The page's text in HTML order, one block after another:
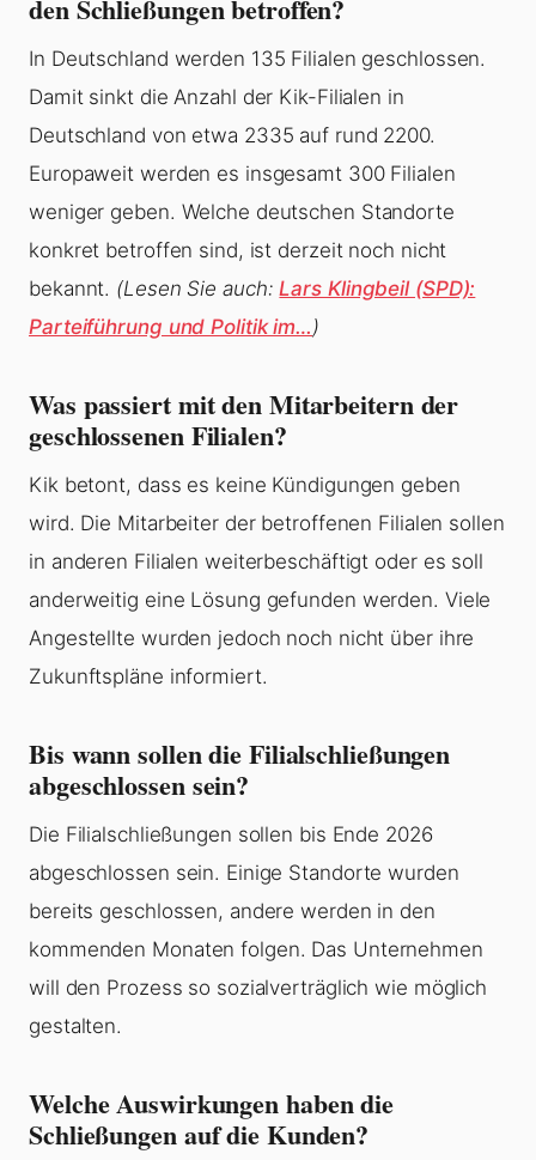
den Schließungen betroffen?
In Deutschland werden 135 Filialen geschlossen.
Damit sinkt die Anzahl der Kik-Filialen in
Deutschland von etwa 2335 auf rund 2200.
Europaweit werden es insgesamt 300 Filialen
weniger geben. Welche deutschen Standorte
konkret betroffen sind, ist derzeit noch nicht
bekannt. (Lesen Sie auch:Lars Klingbeil (SPD):
Parteiführung und Politik im…)
Was passiert mit den Mitarbeitern der
geschlossenen Filialen?
Kik betont, dass es keine Kündigungen geben
wird. Die Mitarbeiter der betroffenen Filialen sollen
in anderen Filialen weiterbeschäftigt oder es soll
anderweitig eine Lösung gefunden werden. Viele
Angestellte wurden jedoch noch nicht über ihre
Zukunftspläne informiert.
Bis wann sollen die Filialschließungen
abgeschlossen sein?
Die Filialschließungen sollen bis Ende 2026
abgeschlossen sein. Einige Standorte wurden
bereits geschlossen, andere werden in den
kommenden Monaten folgen. Das Unternehmen
will den Prozess so sozialverträglich wie möglich
gestalten.
Welche Auswirkungen haben die
Schließungen auf die Kunden?